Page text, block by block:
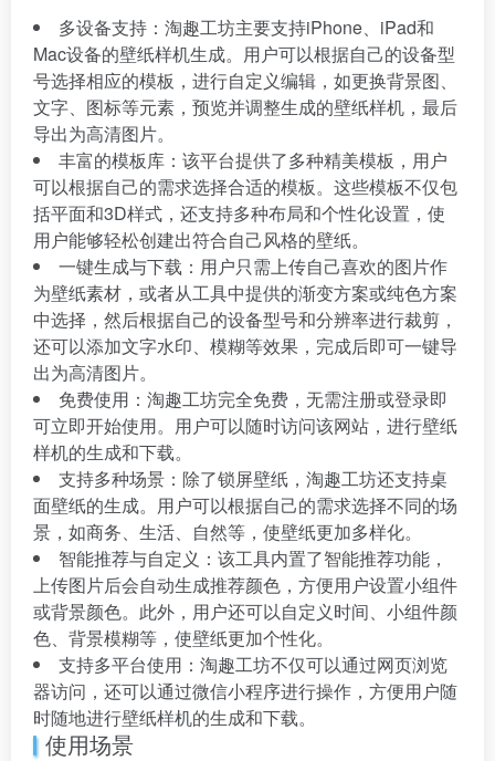
多设备支持：淘趣工坊主要支持iPhone、iPad和
Mac设备的壁纸样机生成。用户可以根据自己的设备型
号选择相应的模板，进行自定义编辑，如更换背景图、
文字、图标等元素，预览并调整生成的壁纸样机，最后
导出为高清图片。
丰富的模板库：该平台提供了多种精美模板，用户
可以根据自己的需求选择合适的模板。这些模板不仅包
括平面和3D样式，还支持多种布局和个性化设置，使
用户能够轻松创建出符合自己风格的壁纸。
一键生成与下载：用户只需上传自己喜欢的图片作
为壁纸素材，或者从工具中提供的渐变方案或纯色方案
中选择，然后根据自己的设备型号和分辨率进行裁剪，
还可以添加文字水印、模糊等效果，完成后即可一键导
出为高清图片。
免费使用：淘趣工坊完全免费，无需注册或登录即
可立即开始使用。用户可以随时访问该网站，进行壁纸
样机的生成和下载。
支持多种场景：除了锁屏壁纸，淘趣工坊还支持桌
面壁纸的生成。用户可以根据自己的需求选择不同的场
景，如商务、生活、自然等，使壁纸更加多样化。
智能推荐与自定义：该工具内置了智能推荐功能，
上传图片后会自动生成推荐颜色，方便用户设置小组件
或背景颜色。此外，用户还可以自定义时间、小组件颜
色、背景模糊等，使壁纸更加个性化。
支持多平台使用：淘趣工坊不仅可以通过网页浏览
器访问，还可以通过微信小程序进行操作，方便用户随
时随地进行壁纸样机的生成和下载。
使用场景